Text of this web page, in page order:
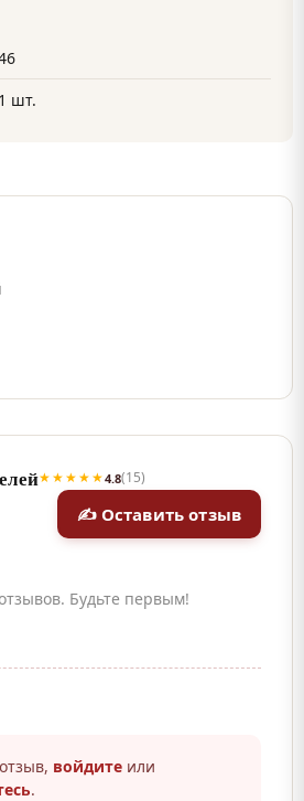
1 шт.
★★★★★4.8(15)
✍ Оставить отзыв
Будьте первым!
войдите или
.